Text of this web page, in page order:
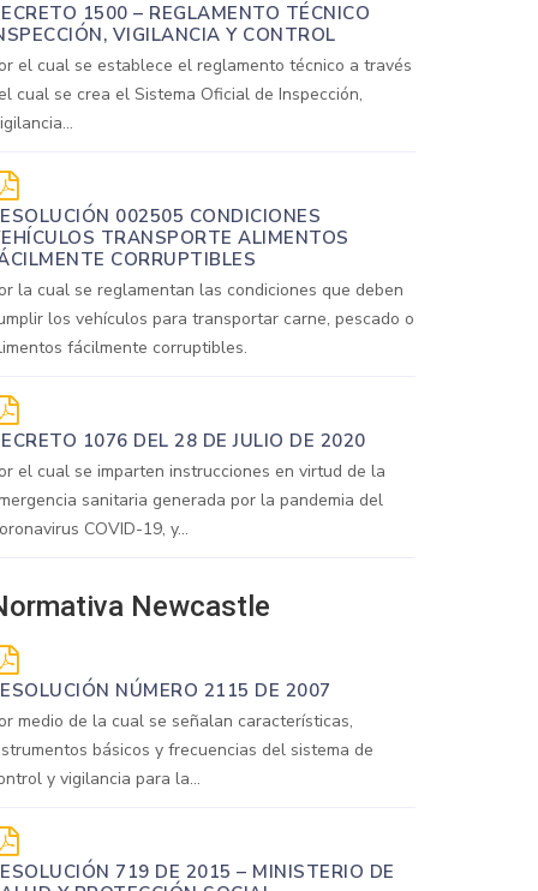
1500 – REGLAMENTO TÉCNICO
VIGILANCIA Y CONTROL
el cual se establece el reglamento técnico a través
cual se crea el Sistema Oficial de Inspección,
002505 CONDICIONES
TRANSPORTE ALIMENTOS
CORRUPTIBLES
la cual se reglamentan las condiciones que deben
los vehículos para transportar carne, pescado o
fácilmente corruptibles.
1076 DEL 28 DE JULIO DE 2020
el cual se imparten instrucciones en virtud de la
sanitaria generada por la pandemia del
COVID-19, y...
Newcastle
NÚMERO 2115 DE 2007
medio de la cual se señalan características,
básicos y frecuencias del sistema de
y vigilancia para la...
719 DE 2015 – MINISTERIO DE